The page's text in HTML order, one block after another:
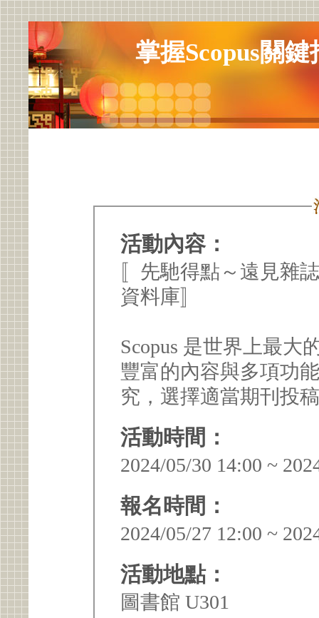
掌握Scopus關
活動內容：
〚先馳得點～遠見雜
資料庫〛
Scopus 是世界上最大
豐富的內容與多項功
究，選擇適當期刊投
活動時間：
2024/05/30 14:00 ~
報名時間：
2024/05/27 12:00 ~
活動地點：
圖書館 U301